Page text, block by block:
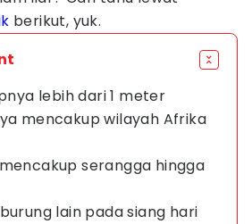
berikut, yuk.
lebih dari 1 meter
mencakup wilayah Afrika
serangga hingga
lain pada siang hari